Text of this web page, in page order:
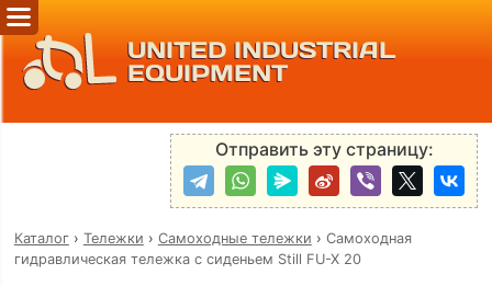
UNITED INDUSTRIAL
EQUIPMENT
Отправить эту страницу:
Каталог› Тележки › Самоходные тележки › Самоходная
гидравлическая тележка с сиденьем Still FU-X 20